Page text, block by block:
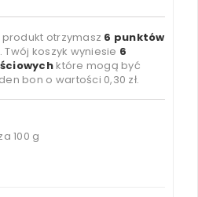
otrzymasz 6 punktów
. Twój koszyk wyniesie 6
które mogą być
bon o wartości 0,30 zł.
100 g